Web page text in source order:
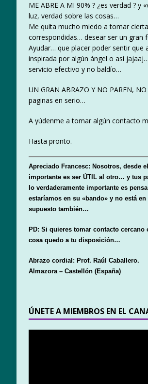
ME ABRE A MI 90% ? ¿es verdad ?
luz, verdad sobre las cosas…
Me quita mucho miedo a tomar
correspondidas… desear ser un gran
Ayudar… que placer poder sentir
inspirada por algún ángel o así
servicio efectivo y no baldío…
UN GRAN ABRAZO Y NO PAREN,
paginas en serio…
A yúdenme a tomar algún contacto
Hasta pronto.
Apreciado Francesc: Nosotros, desde
importante es ser ÚTIL al otro… y tus
lo verdaderamente importante es
estaríamos en su «bando» y no está
supuesto también…
PD: Si quieres tomar contacto
cosa quedo a tu disposición…
Abrazo cordial: Prof. Raúl Caballero.
Almazora – Castellón (España)
ÚNETE A MIEMBROS EN EL